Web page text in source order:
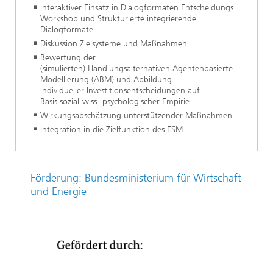
Interaktiver Einsatz in Dialogformaten Entscheidungs
Workshop und Strukturierte integrierende
Dialogformate
Diskussion Zielsysteme und Maßnahmen
Bewertung der
(simulierten) Handlungsalternativen Agentenbasierte
Modellierung (ABM) und Abbildung
individueller Investitionsentscheidungen auf
Basis sozial-wiss.-psychologischer Empirie
Wirkungsabschätzung unterstützender Maßnahmen
Integration in die Zielfunktion des ESM
Förderung: Bundesministerium für Wirtschaft
und Energie